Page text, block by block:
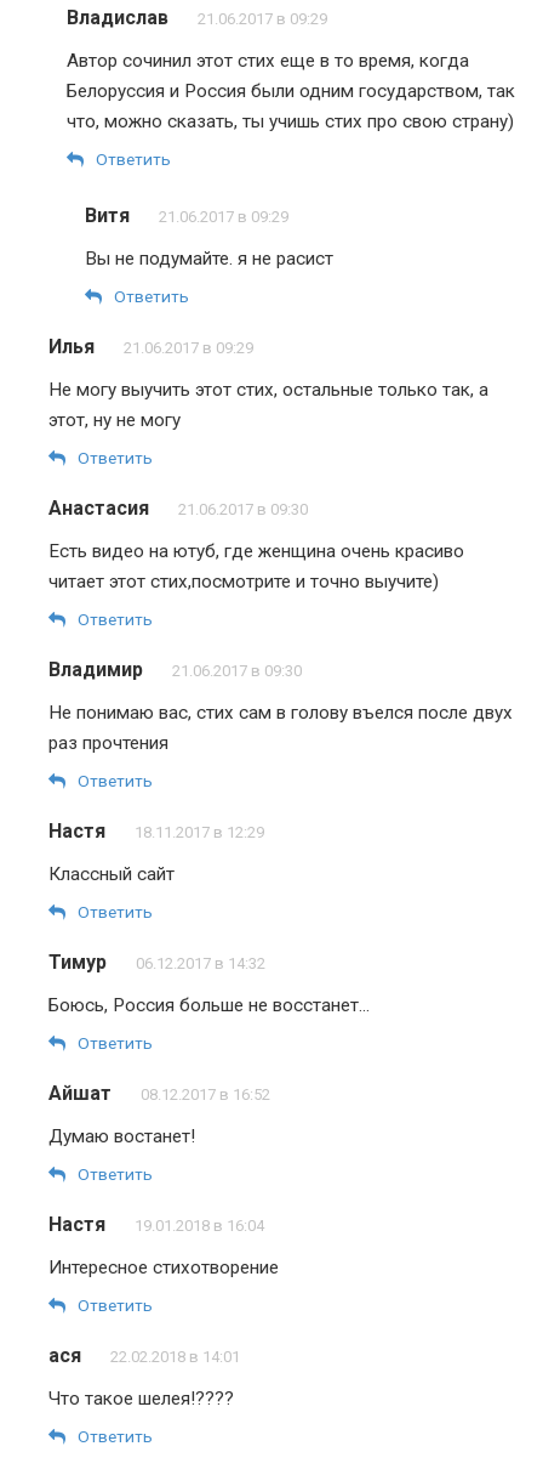
Владислав 21.06.2017 в 09:29
Автор сочинил этот стих еще в то время, когда
Белоруссия и Россия были одним государством, так
что, можно сказать, ты учишь стих про свою страну)
Ответить
Витя 21.06.2017 в 09:29
Вы не подумайте. я не расист
Ответить
Илья 21.06.2017 в 09:29
Не могу выучить этот стих, остальные только так, а
этот, ну не могу
Ответить
Анастасия 21.06.2017 в 09:30
Есть видео на ютуб, где женщина очень красиво
читает этот стих,посмотрите и точно выучите)
Ответить
Владимир 21.06.2017 в 09:30
Не понимаю вас, стих сам в голову въелся после двух
раз прочтения
Ответить
Настя 18.11.2017 в 12:29
Классный сайт
Ответить
Тимур 06.12.2017 в 14:32
Боюсь, Россия больше не восстанет…
Ответить
Айшат 08.12.2017 в 16:52
Думаю востанет!
Ответить
Настя 19.01.2018 в 16:04
Интересное стихотворение
Ответить
ася 22.02.2018 в 14:01
Что такое шелея!????
Ответить